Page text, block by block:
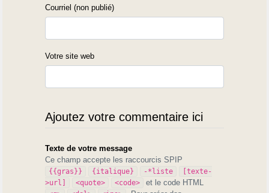
Courriel (non publié)
Votre site web
Ajoutez votre commentaire ici
Texte de votre message
Ce champ accepte les raccourcis SPIP
{{gras}} {italique} -*liste
[texte-
>url]
<quote> <code> et le code HTML